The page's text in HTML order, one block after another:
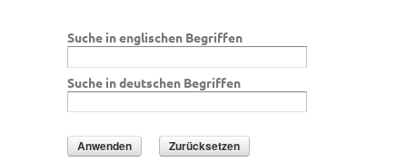
Suche in englischen Begriffen
Suche in deutschen Begriffen